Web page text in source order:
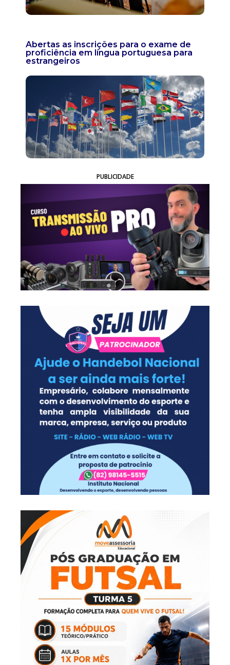
Abertas as inscrições para o exame de
proficiência em língua portuguesa para
estrangeiros
PUBLICIDADE